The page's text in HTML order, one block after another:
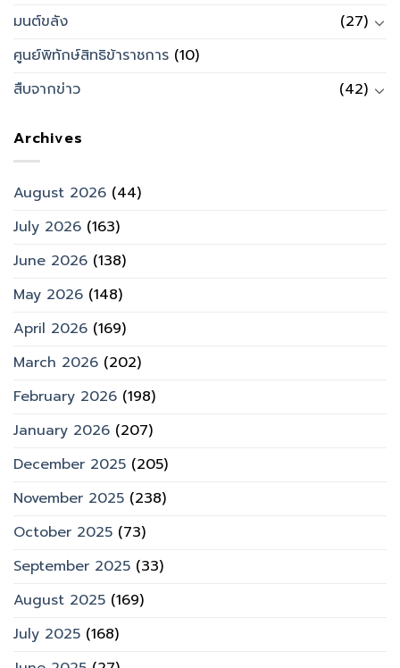
มนต์ขลัง
(27)
ศูนย์พิทักษ์สิทธิข้าราชการ (10)
สืบจากข่าว
(42)
Archives
August 2026 (44)
July 2026 (163)
June 2026 (138)
May 2026 (148)
April 2026 (169)
March 2026 (202)
February 2026 (198)
January 2026 (207)
December 2025 (205)
November 2025 (238)
October 2025 (73)
September 2025 (33)
August 2025 (169)
July 2025 (168)